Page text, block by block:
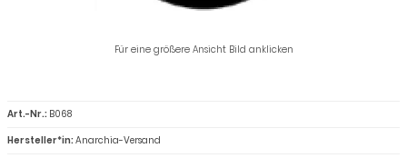
Für eine größere Ansicht Bild anklicken
Art.-Nr.: B068
Hersteller*in:Anarchia-Versand